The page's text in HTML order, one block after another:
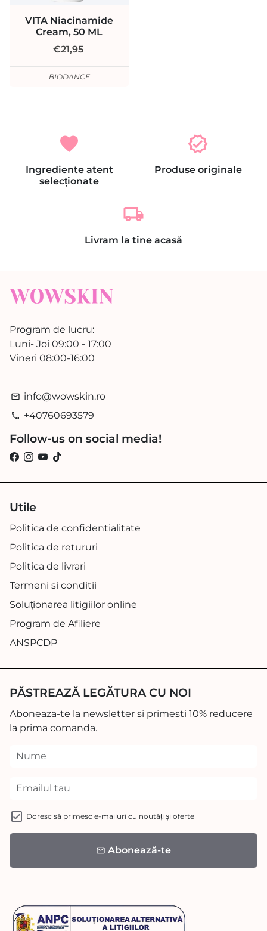
VITA Niacinamide
Cream, 50 ML
€21,95
BIODANCE
favorite
Ingrediente atent
selecționate
verified
Produse originale
local_shipping
Livram la tine acasă
Program de lucru:
Luni- Joi 09:00 - 17:00
Vineri 08:00-16:00
email info@wowskin.ro
phone +40760693579
Follow-us on social media!
Utile
Politica de confidentialitate
Politica de retururi
Politica de livrari
Termeni si conditii
Soluționarea litigiilor online
Program de Afiliere
ANSPCDP
PĂSTREAZĂ LEGĂTURA CU NOI
Aboneaza-te la newsletter si primesti 10% reducere
la prima comanda.
Doresc să primesc e-mailuri cu noutăți și oferte
email Abonează-te